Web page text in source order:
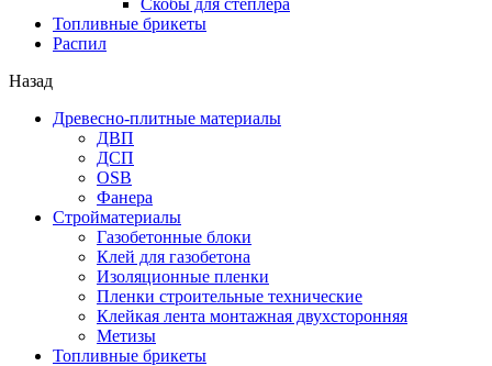
Скобы для степлера
Топливные брикеты
Распил
Назад
Древесно-плитные материалы
ДВП
ДСП
OSB
Фанера
Стройматериалы
Газобетонные блоки
Клей для газобетона
Изоляционные пленки
Пленки строительные технические
Клейкая лента монтажная двухсторонняя
Метизы
Топливные брикеты